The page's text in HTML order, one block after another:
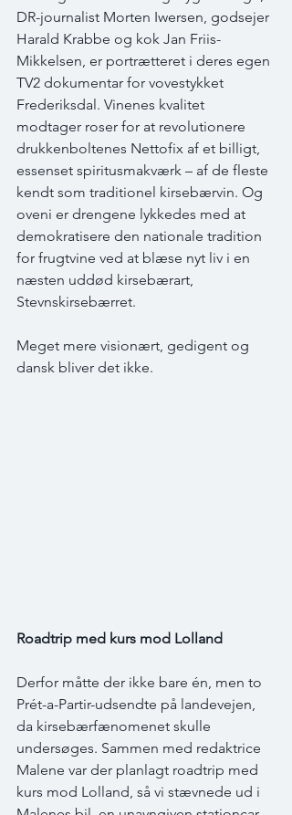
DR-journalist Morten Iwersen, godsejer
Harald Krabbe og kok Jan Friis-
Mikkelsen, er portrætteret i deres egen
TV2 dokumentar for vovestykket
Frederiksdal. Vinenes kvalitet
modtager roser for at revolutionere
drukkenboltenes Nettofix af et billigt,
essenset spiritusmakværk – af de fleste
kendt som traditionel kirsebærvin. Og
oveni er drengene lykkedes med at
demokratisere den nationale tradition
for frugtvine ved at blæse nyt liv i en
næsten uddød kirsebærart,
Stevnskirsebærret.
Meget mere visionært, gedigent og
dansk bliver det ikke.
Roadtrip med kurs mod Lolland
Derfor måtte der ikke bare én, men to
Prét-a-Partir-udsendte på landevejen,
da kirsebærfænomenet skulle
undersøges. Sammen med redaktrice
Malene var der planlagt roadtrip med
kurs mod Lolland, så vi stævnede ud i